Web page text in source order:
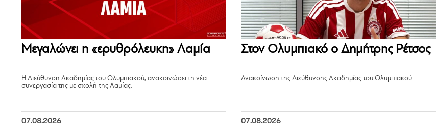
Μεγαλώνει η «ερυθρόλευκη» Λαμία
Η Διεύθυνση Ακαδημίας του Ολυμπιακού, ανακοινώσει τη νέα
συνεργασία της με σχολή της Λαμίας.
07.08.2026
Στον Ολυμπιακό ο Δημήτρης Ρέτσος
Ανακοίνωση της Διεύθυνσης Ακαδημίας του Ολυμπιακού.
07.08.2026